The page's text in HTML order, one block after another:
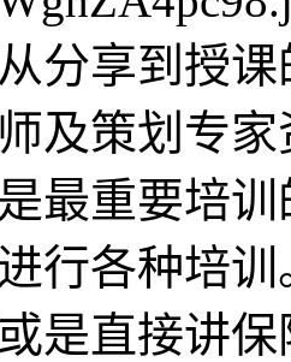
分享到授
及策划专
最重要培
行各种培
是直接讲